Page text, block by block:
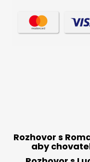
Rozhovor s
aby